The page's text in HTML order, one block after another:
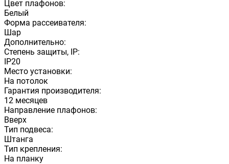
Цвет плафонов:
Белый
Форма рассеивателя:
Шар
Дополнительно:
Степень защиты, IP:
IP20
Место установки:
На потолок
Гарантия производителя:
12 месяцев
Направление плафонов:
Вверх
Тип подвеса:
Штанга
Тип крепления:
На планку